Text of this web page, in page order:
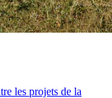
les projets de la